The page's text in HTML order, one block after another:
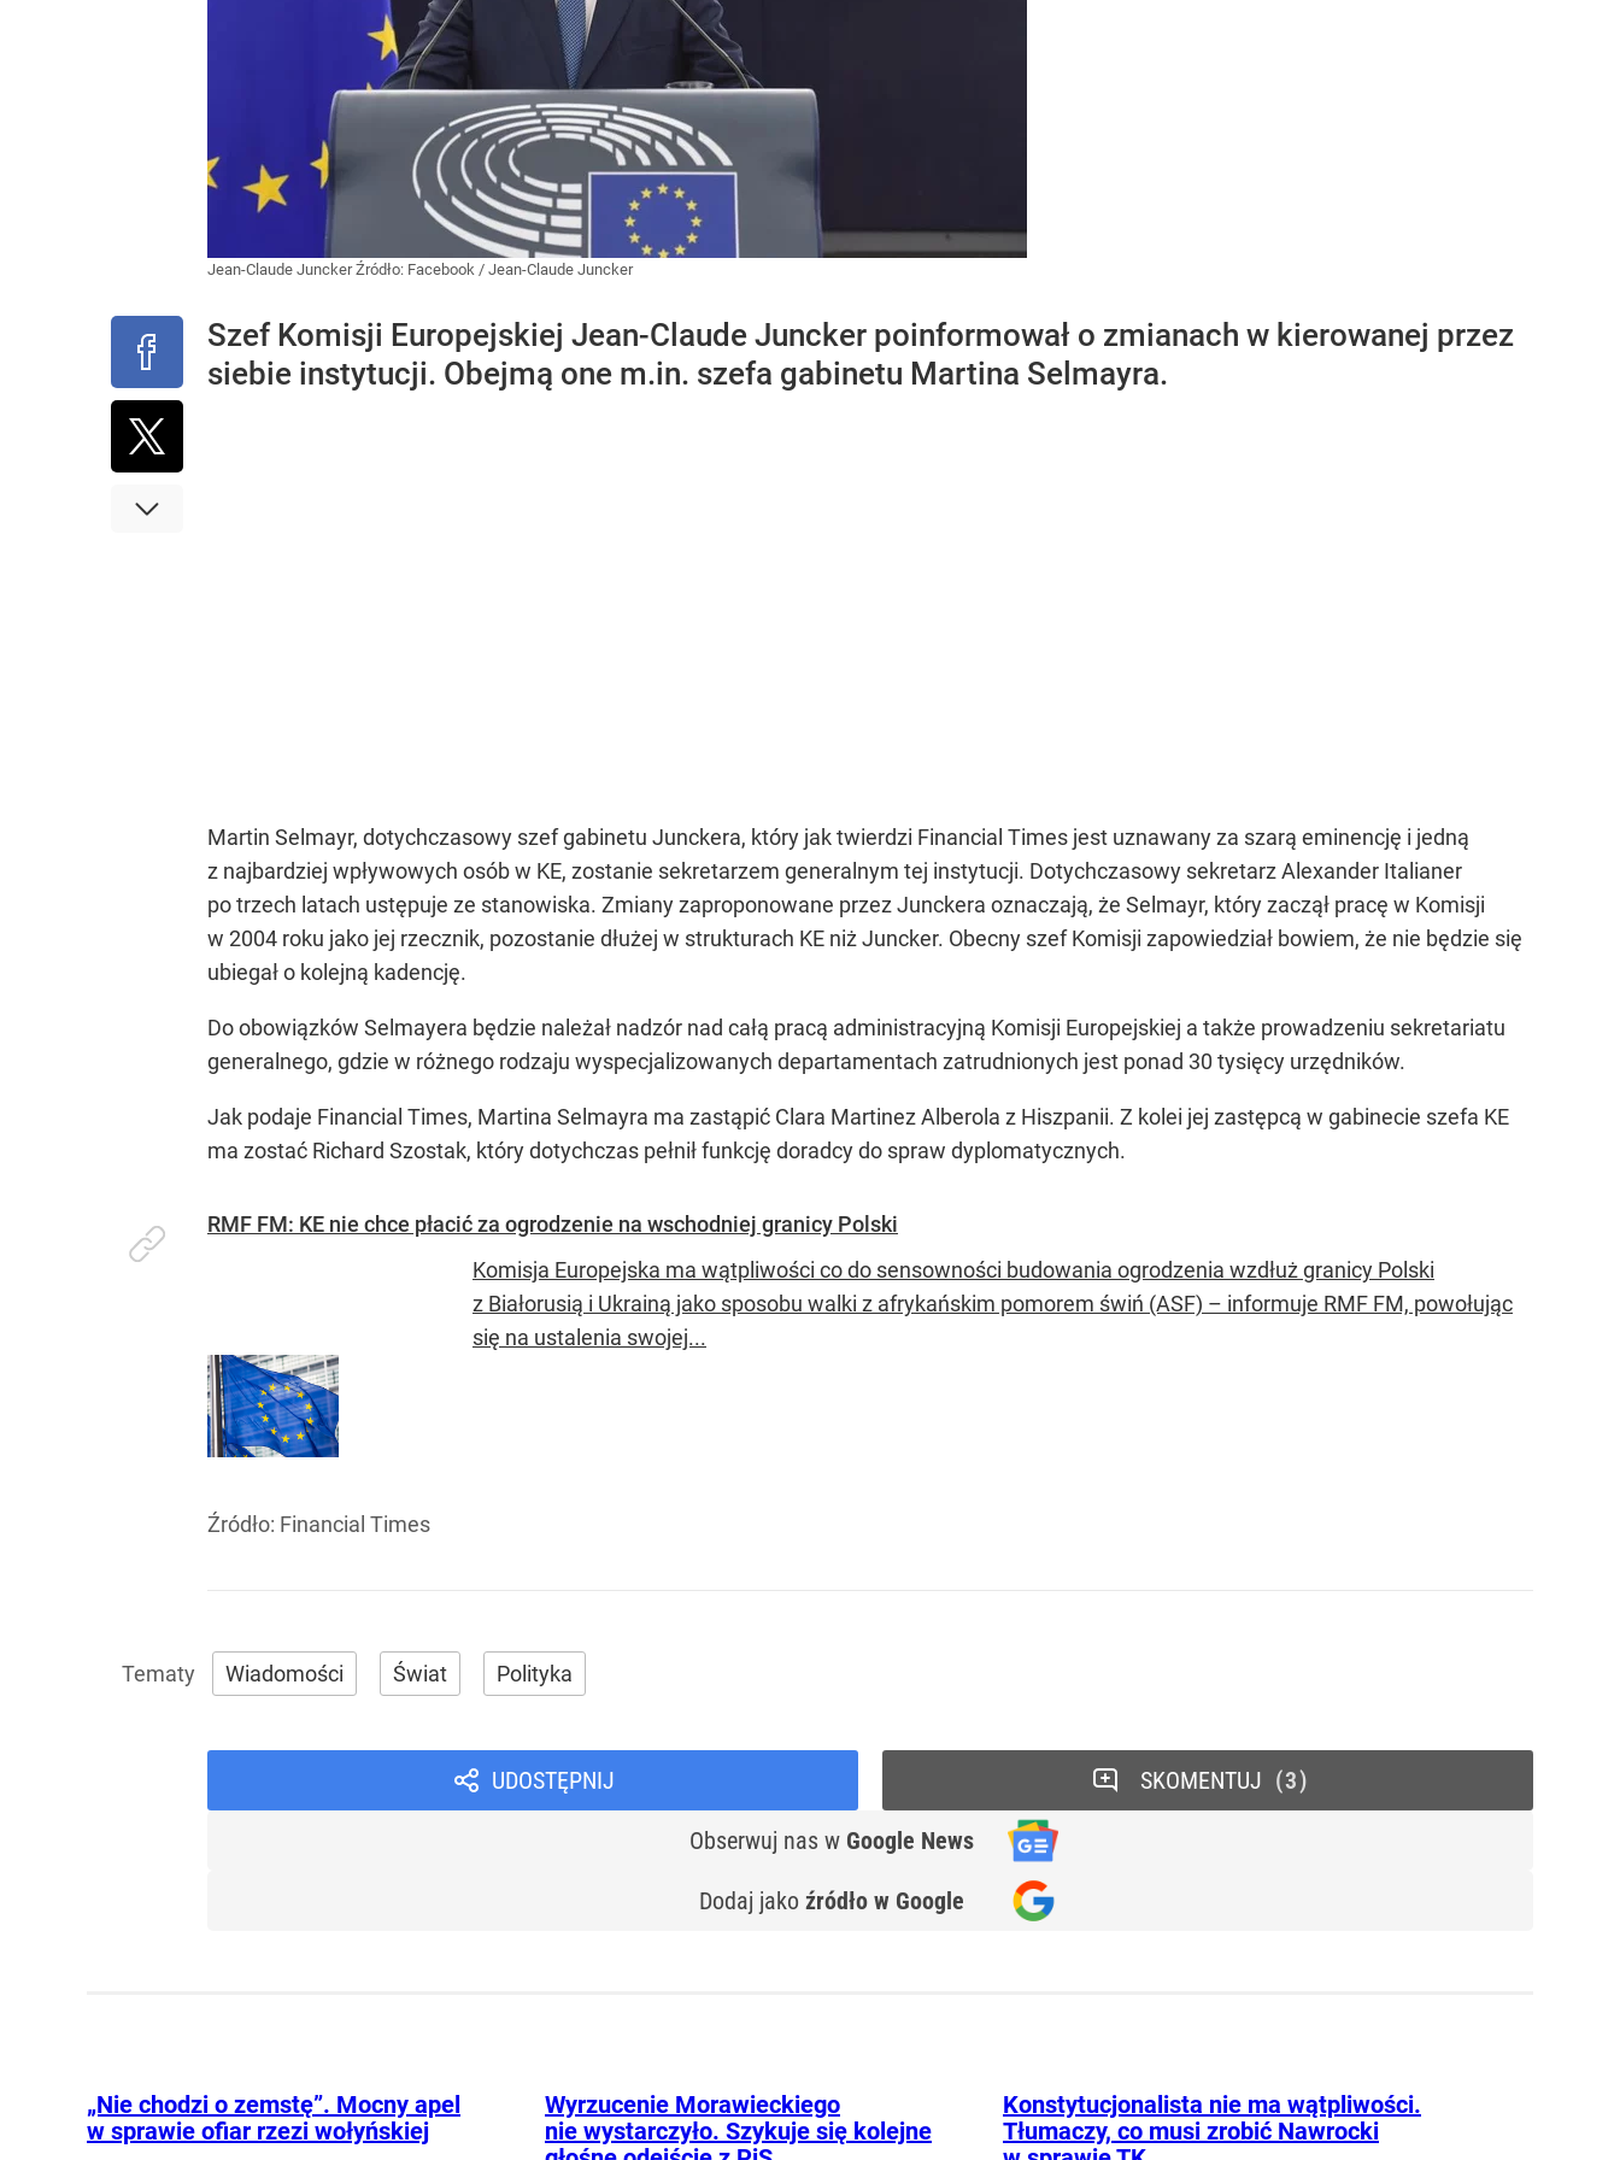
Jean-Claude JunckerŹródło: Facebook / Jean-Claude Juncker
Szef Komisji Europejskiej Jean-Claude Juncker poinformował o zmianach w kierowanej przez
siebie instytucji. Obejmą one m.in. szefa gabinetu Martina Selmayra.
Martin Selmayr, dotychczasowy szef gabinetu Junckera, który jak twierdzi Financial Times jest uznawany za szarą eminencję i jedną
z najbardziej wpływowych osób w KE, zostanie sekretarzem generalnym tej instytucji. Dotychczasowy sekretarz Alexander Italianer
po trzech latach ustępuje ze stanowiska. Zmiany zaproponowane przez Junckera oznaczają, że Selmayr, który zaczął pracę w Komisji
w 2004 roku jako jej rzecznik, pozostanie dłużej w strukturach KE niż Juncker. Obecny szef Komisji zapowiedział bowiem, że nie będzie się
ubiegał o kolejną kadencję.
Do obowiązków Selmayera będzie należał nadzór nad całą pracą administracyjną Komisji Europejskiej a także prowadzeniu sekretariatu
generalnego, gdzie w różnego rodzaju wyspecjalizowanych departamentach zatrudnionych jest ponad 30 tysięcy urzędników.
Jak podaje Financial Times, Martina Selmayra ma zastąpić Clara Martinez Alberola z Hiszpanii. Z kolei jej zastępcą w gabinecie szefa KE
ma zostać Richard Szostak, który dotychczas pełnił funkcję doradcy do spraw dyplomatycznych.
RMF FM: KE nie chce płacić za ogrodzenie na wschodniej granicy Polski
Komisja Europejska ma wątpliwości co do sensowności budowania ogrodzenia wzdłuż granicy Polski
z Białorusią i Ukrainą jako sposobu walki z afrykańskim pomorem świń (ASF) – informuje RMF FM, powołując
się na ustalenia swojej...
Źródło: Financial Times
Wiadomości Świat Polityka
UDOSTĘPNIJ
Obserwuj nas w Google News
Dodaj jako źródło w Google
SKOMENTUJ 3
„Nie chodzi o zemstę”. Mocny apel
w sprawie ofiar rzezi wołyńskiej
Wyrzucenie Morawieckiego
nie wystarczyło. Szykuje się kolejne
Konstytucjonalista nie ma wątpliwości.
Tłumaczy, co musi zrobić Nawrocki